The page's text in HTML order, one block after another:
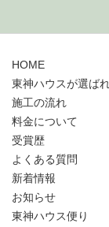
HOME
東神ハウスが選ば
施工の流れ
料金について
受賞歴
よくある質問
新着情報
お知らせ
東神ハウス便り